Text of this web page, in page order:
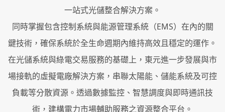
一站式光儲整合解決方案。
同時掌握包含控制系統與能源管理系統（EMS）在內的關
鍵技術，確保系統於全生命週期內維持高效且穩定的運作。
在光儲系統與綠電交易服務的基礎上，東元進一步發展與市
場接軌的虛擬電廠解決方案，串聯太陽能、儲能系統及可控
負載等分散資源。透過數據監控、智慧調度與即時通訊技
術，建構電力市場輔助服務之資源整合平台。